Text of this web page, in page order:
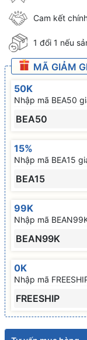
Cam kết
1 đổi 1 nếu
MÃ GIẢM
50K
Nhập mã BEA50
BEA50
15%
Nhập mã BEA15
BEA15
99K
Nhập mã
BEAN99K
0K
Nhập mã
FREESHIP